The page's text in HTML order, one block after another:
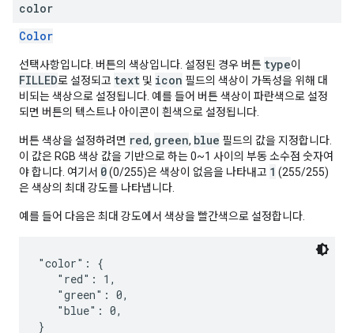
color
Color
선택사항입니다. 버튼의 색상입니다. 설정된 경우 버튼 type이
FILLED로 설정되고 text 및 icon 필드의 색상이 가독성을 위해 대
비되는 색상으로 설정됩니다. 예를 들어 버튼 색상이 파란색으로 설정
되면 버튼의 텍스트나 아이콘이 흰색으로 설정됩니다.
버튼 색상을 설정하려면 red, green, blue 필드의 값을 지정합니다.
이 값은 RGB 색상 값을 기반으로 하는 0~1 사이의 부동 소수점 숫자여
야 합니다. 여기서 0(0/255)은 색상이 없음을 나타내고 1 (255/255)
은 색상의 최대 강도를 나타냅니다.
예를 들어 다음은 최대 강도에서 색상을 빨간색으로 설정합니다.
"color": {
   "red": 1,
   "green": 0,
   "blue": 0,